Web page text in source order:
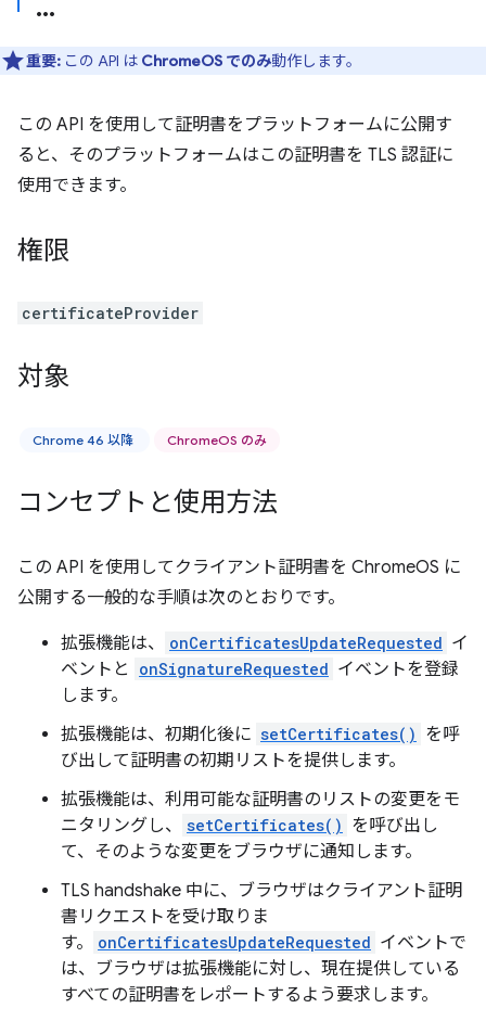
重要: この API は ChromeOS でのみ動作します。
この API を使用して証明書をプラットフォームに公開す
ると、そのプラットフォームはこの証明書を TLS 認証に
使用できます。
権限
certificateProvider
対象
Chrome 46 以降 ChromeOS のみ
コンセプトと使用方法
この API を使用してクライアント証明書を ChromeOS に
公開する一般的な手順は次のとおりです。
拡張機能は、 onCertificatesUpdateRequested イ
ベントと
onSignatureRequested イベントを登録
します。
拡張機能は、初期化後に setCertificates() を呼
び出して証明書の初期リストを提供します。
拡張機能は、利用可能な証明書のリストの変更をモ
ニタリングし、
setCertificates() を呼び出し
て、そのような変更をブラウザに通知します。
TLS handshake 中に、ブラウザはクライアント証明
書リクエストを受け取りま
す。
onCertificatesUpdateRequested イベントで
は、ブラウザは拡張機能に対し、現在提供している
すべての証明書をレポートするよう要求します。